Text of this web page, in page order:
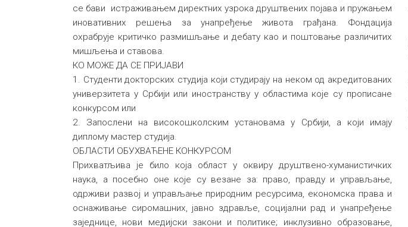
се бави истраживањем директних узрока друштвених појава и пружањем
иновативних решења за унапређење живота грађана. Фондација
охрабрује критичко размишљање и дебату као и поштовање различитих
мишљења и ставова.
КО МОЖЕ ДА СЕ ПРИЈАВИ
1. Студенти докторских студија који студирају на неком од акредитованих
универзитета у Србији или иностранству у областима које су прописане
конкурсом или
2. Запослени на високошколским установама у Србији, а који имају
диплому мастер студија.
ОБЛАСТИ ОБУХВАЋЕНЕ КОНКУРСОМ
Прихватљива је било која област у оквиру друштвено-хуманистичких
наука, а посебно оне које су везане за: право, правду и управљање,
одрживи развој и управљање природним ресурсима, економска права и
оснаживање сиромашних, јавно здравље, социјални рад и унапређење
заједнице, нови медијски закони и политике; инклузивно образовање,